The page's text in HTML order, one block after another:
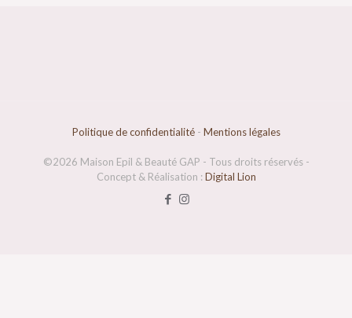
Politique de confidentialité- Mentions légales
©2026 Maison Epil & Beauté GAP - Tous droits réservés -
Concept & Réalisation : Digital Lion